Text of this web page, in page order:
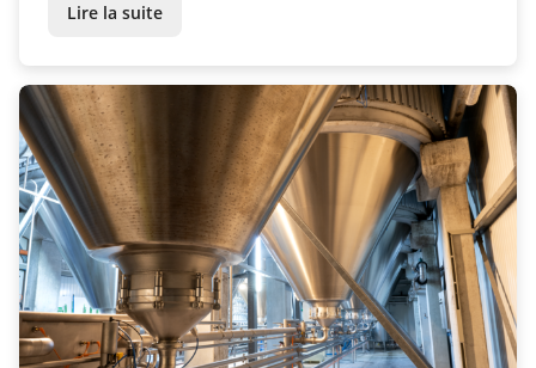
mesure ? Quels sont les défis des applications sous
Lire la suite